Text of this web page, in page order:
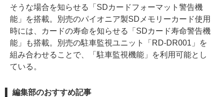
そうな場合を知らせる「SDカードフォーマット警告機
能」を搭載。別売のパイオニア製SDメモリーカード使用
時には、カードの寿命を知らせる「SDカード寿命警告機
能」も搭載。別売の駐車監視ユニット「RD-DR001」を
組み合わせることで、「駐車監視機能」を利用可能とし
ている。
編集部のおすすめ記事